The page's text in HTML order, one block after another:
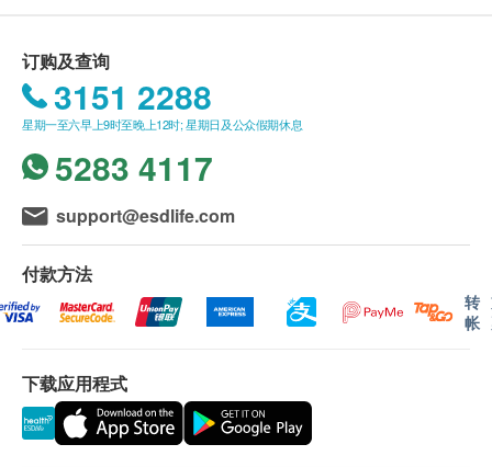
主要成份
珍珠
服用方法
每日4次
1岁以上：每次服1瓶成人：每次服2瓶
注意事项
婴孩宜戒食冷冻油腻燥热食品
密封放置于阴凉干爽处及孩童不能触及的地方
的医生
购买 永明制药 产品总额满HK$500，即可享本地
免费送货服务。账单总额未满HK$500需附加
HK$30运费。
我们将于确定订单后3-5个工作天内安排发货。
不排除运送时间会因节日而有所影响。当八号烈风
会延迟。
所有订单须视乎相关货品的供应情况再作最后确
认。倘若健康网购health.ESDlife未能提供任何订
单上的货品，健康网购health.ESDlife有权拒绝接
退换条款：
订购及查询
3151 2288
星期一至六早上9时至晚上12时; 星期日及公众假期休息
5283 4117
support@esdlife.com
付款方法
转
帐
下载应用程式